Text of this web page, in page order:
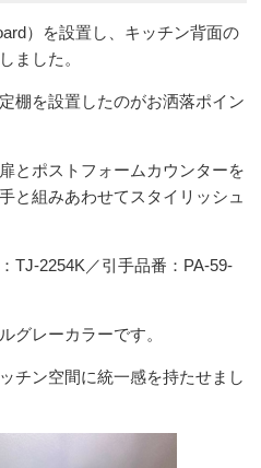
）を設置し、キッチン背面の
ました。
棚を設置したのがお洒落ポイン
とポストフォームカウンターを
と組みあわせてスタイリッシュ
TJ-2254K／引手品番：PA-59-
グレーカラーです。
チン空間に統一感を持たせまし